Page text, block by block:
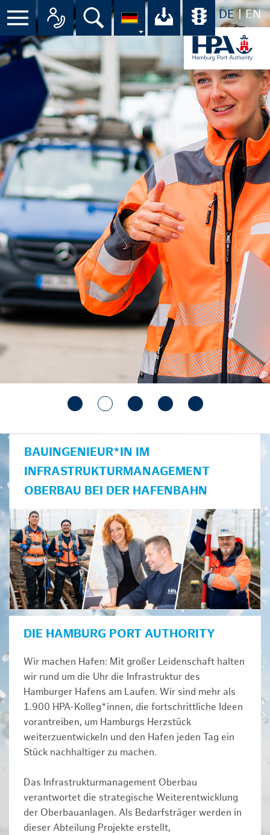
DE EN
Menü Alle Ansprechpartner im
Suche Ihr Download-
BAUINGENIEUR*IN IM
INFRASTRUKTURMANAGEMENT
OBERBAU BEI DER HAFENBAHN
DIE HAMBURG PORT AUTHORITY
Wir machen Hafen: Mit großer Leidenschaft halten
wir rund um die Uhr die Infrastruktur des
Hamburger Hafens am Laufen. Wir sind mehr als
1.900 HPA-Kolleg*innen, die fortschrittliche Ideen
vorantreiben, um Hamburgs Herzstück
weiterzuentwickeln und den Hafen jeden Tag ein
Stück nachhaltiger zu machen.
Das Infrastrukturmanagement Oberbau
verantwortet die strategische Weiterentwicklung
der Oberbauanlagen. Als Bedarfsträger werden in
dieser Abteilung Projekte erstellt,